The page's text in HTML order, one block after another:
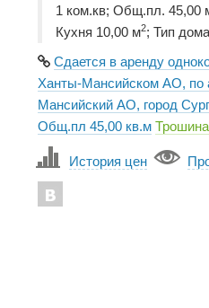
1 ком.кв; Общ.пл. 45,00
Кухня 10,00 м2; Тип
Сдается в аренду
Ханты-Мансийском АО, по
Мансийский АО, город
Общ.пл 45,00 кв.м
История цен